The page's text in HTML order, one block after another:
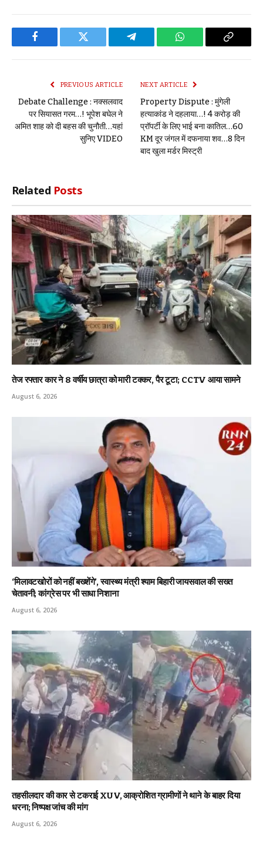
Facebook Twitter Telegram WhatsApp Copy
PREVIOUS ARTICLE
Debate Challenge : नक्सलवाद
पर सियासत गरम…! भूपेश बघेल ने
अमित शाह को दी बहस की चुनौती…यहां
सुनिए VIDEO
NEXT ARTICLE
Property Dispute : मुंगेली
हत्याकांड ने दहलाया…! 4 करोड़ की
प्रॉपर्टी के लिए भाई बना कातिल…60
KM दूर जंगल में दफनाया शव…8 दिन
बाद खुला मर्डर मिस्ट्री
Related Posts
तेज रफ्तार कार ने 8 वर्षीय छात्रा को मारी टक्कर, पैर टूटा; CCTV आया सामने
August 6, 2026
‘मिलावटखोरों को नहीं बख्शेंगे’, स्वास्थ्य मंत्री श्याम बिहारी जायसवाल की सख्त
चेतावनी; कांग्रेस पर भी साधा निशाना
August 6, 2026
तहसीलदार की कार से टकराई XUV, आक्रोशित ग्रामीणों ने थाने के बाहर दिया
धरना; निष्पक्ष जांच की मांग
August 6, 2026